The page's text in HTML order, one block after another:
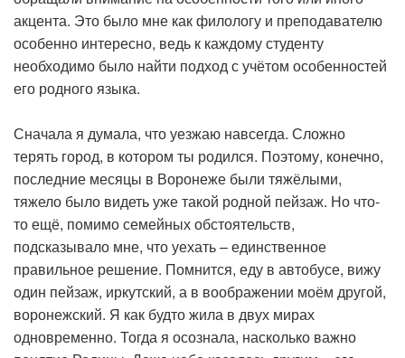
акцента. Это было мне как филологу и преподавателю
особенно интересно, ведь к каждому студенту
необходимо было найти подход с учётом особенностей
его родного языка.
Сначала я думала, что уезжаю навсегда. Сложно
терять город, в котором ты родился. Поэтому, конечно,
последние месяцы в Воронеже были тяжёлыми,
тяжело было видеть уже такой родной пейзаж. Но что-
то ещё, помимо семейных обстоятельств,
подсказывало мне, что уехать – единственное
правильное решение. Помнится, еду в автобусе, вижу
один пейзаж, иркутский, а в воображении моём другой,
воронежский. Я как будто жила в двух мирах
одновременно. Тогда я осознала, насколько важно